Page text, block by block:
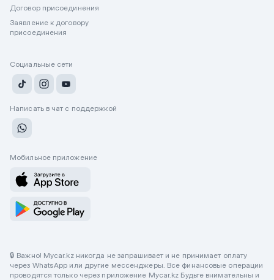
Договор присоединения
Заявление к договору
присоединения
Социальные сети
Написать в чат с поддержкой
Мобильное приложение
🔒 Важно! Mycar.kz никогда не запрашивает и не принимает оплату
через WhatsApp или другие мессенджеры. Все финансовые операции
проводятся только через приложение Mycar.kz Будьте внимательны и